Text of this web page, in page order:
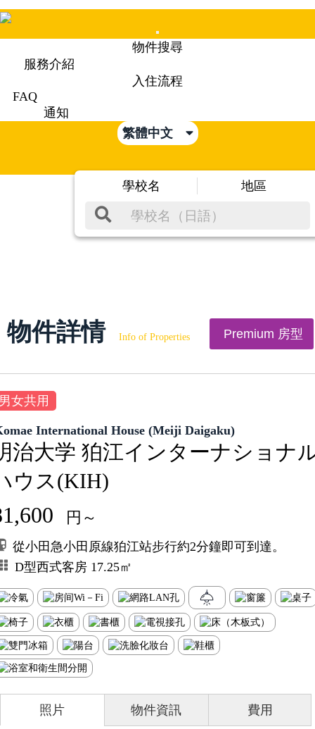
Mobile
Menu
物件搜尋
服務介紹
入住流程
FAQ
通知
繁體中文
學校名 地區
物件詳情 Info of Properties Premium 房型
女共用
International House (Meiji Daigaku)
治大学 狛江インターナショナ
ウス(KIH)
円～
從小田急小田原線狛江站步行約2分鐘即可到達。
D型西式客房 17.25㎡
照片 物件資訊 費用